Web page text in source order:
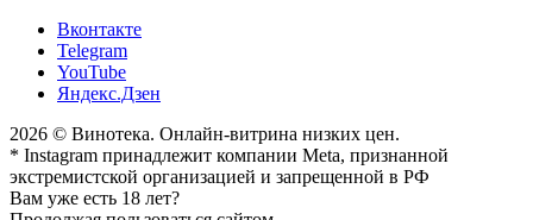
Вконтакте
Telegram
YouTube
Яндекс.Дзен
2026 © Винотека. Онлайн-витрина низких цен.
* Instagram принадлежит компании Meta, признанной
экстремистской организацией и запрещенной в РФ
Вам уже есть 18 лет?